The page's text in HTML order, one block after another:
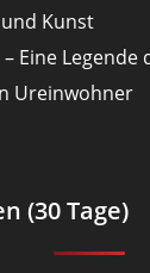
Kunst
Eine Legende
Ureinwohner
(30 Tage)